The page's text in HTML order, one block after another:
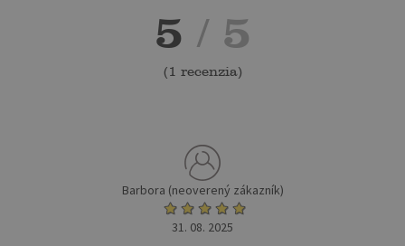
5 / 5
(1 recenzia)
Barbora (neoverený zákazník)
31. 08. 2025